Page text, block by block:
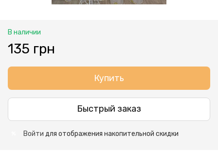
В наличии
135 грн
Купить
Быстрый заказ
Войти для отображения накопительной скидки